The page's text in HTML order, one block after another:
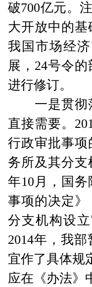
破700亿元。
大开放中的
我国市场经
展， 24号令的
进行修订。
一是贯彻
直接需要。
行政审批事
务所及其分
年10 月，国
事项的决定》
分支机构设
2014年，我部
宜作了具体规
应在《办法》